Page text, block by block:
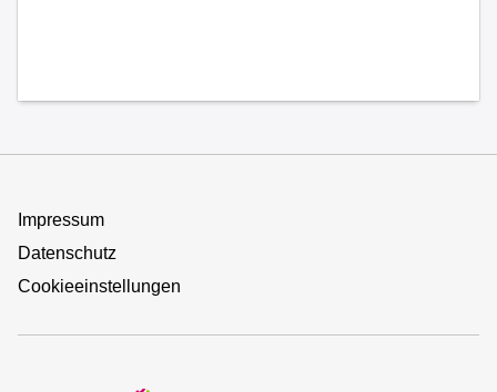
Impressum
Datenschutz
Cookieeinstellungen